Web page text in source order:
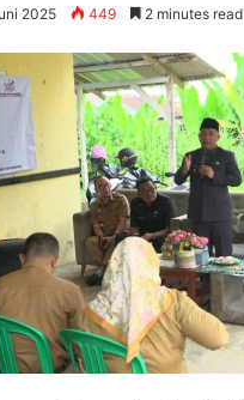
2025 449 2 minutes read